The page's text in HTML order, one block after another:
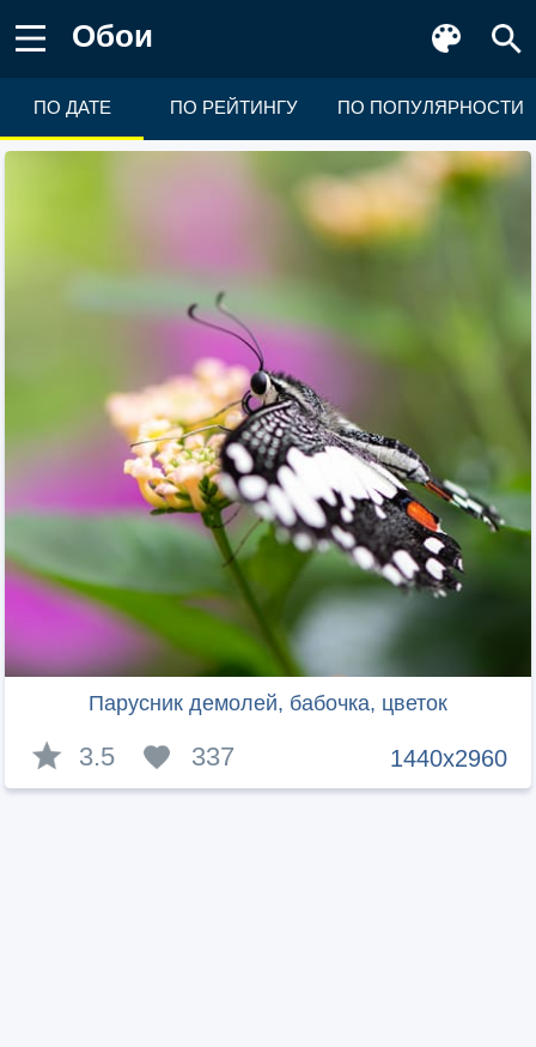
Обои
ПО ДАТЕ ПО РЕЙТИНГУ ПО ПОПУЛЯРНОСТИ
Парусник демолей, бабочка, цветок
1440x2960
3.5 337